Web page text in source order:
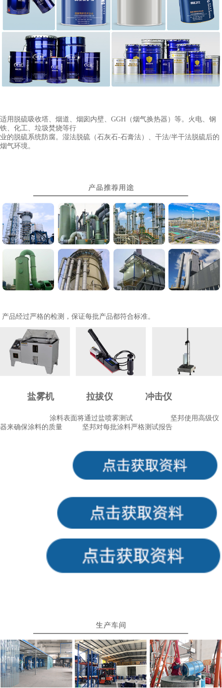
适用 脱硫吸收塔、烟道、烟囱内壁、 GGH（烟气换热器）等。火电、钢
铁、化工、垃圾焚烧等行
业的脱硫系统防腐。湿法脱硫（石灰石-石膏法）、干法/半干法脱硫后的
烟气环境。
产品经过严格的检测，保证每批产品都符合标准。
盐雾机 拉拔仪 冲击仪
涂料表面将通过盐喷雾测试
坚邦使用高级仪
器来确保涂料的质量
坚邦对每批涂料严格测试报告